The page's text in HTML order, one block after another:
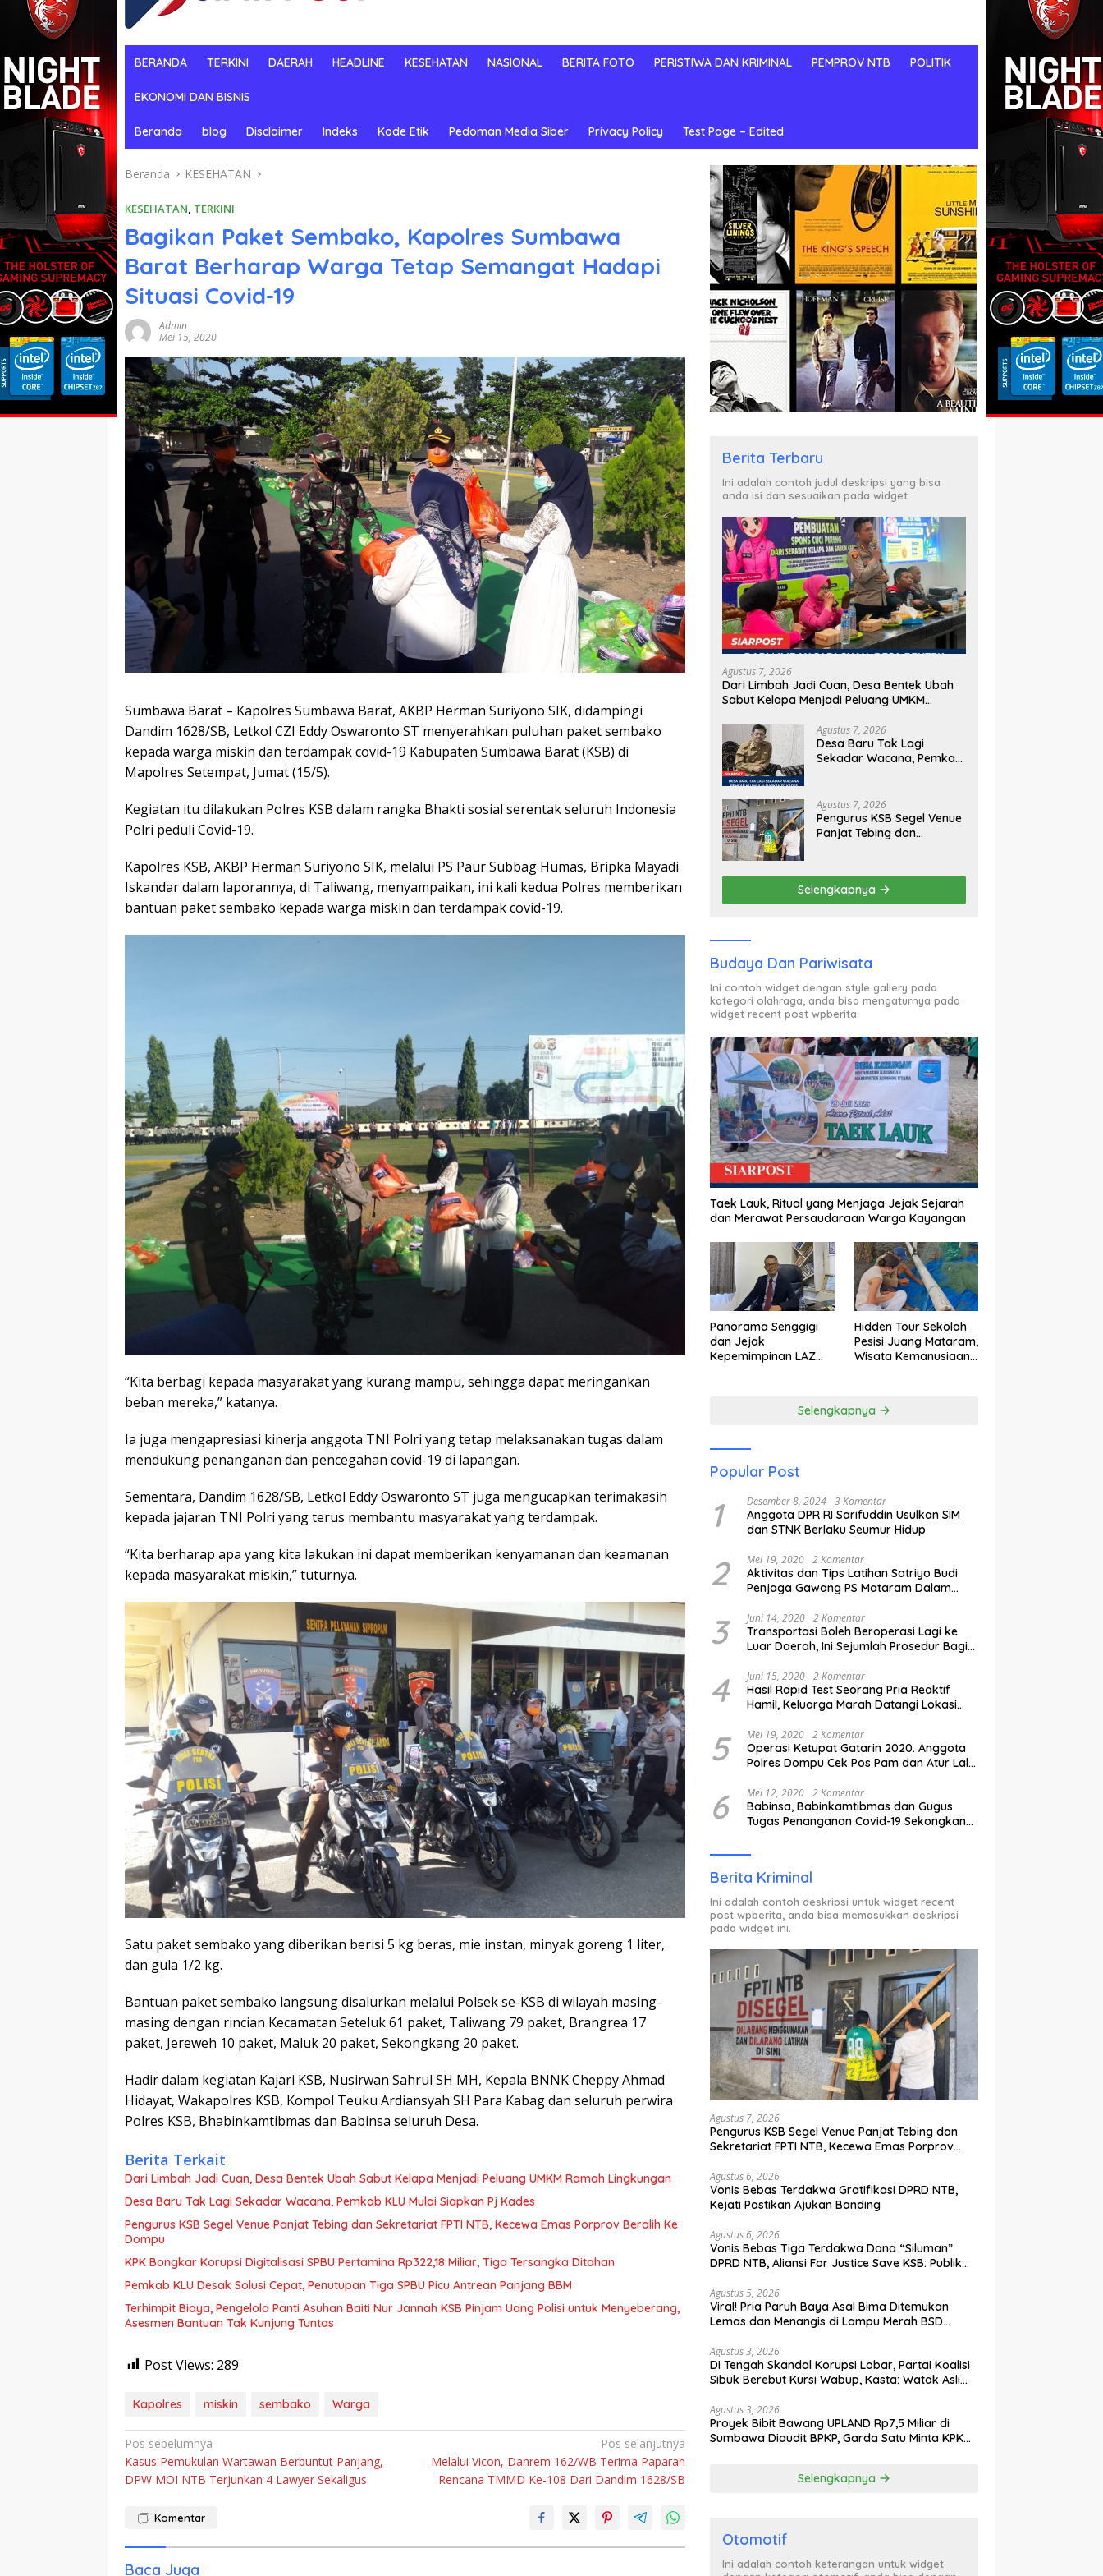
BERANDA TERKINI DAERAH HEADLINE KESEHATAN NASIONAL BERITA FOTO PERISTIWA DAN KRIMINAL PEMPROV NTB POLITIK
EKONOMI DAN BISNIS
Beranda blog Disclaimer Indeks Kode Etik Pedoman Media Siber Privacy Policy Test Page – Edited
Beranda KESEHATAN
KESEHATAN, TERKINI
Bagikan Paket Sembako, Kapolres Sumbawa
Barat Berharap Warga Tetap Semangat Hadapi
Situasi Covid-19
Admin
Mei 15, 2020
Sumbawa Barat – Kapolres Sumbawa Barat, AKBP Herman Suriyono SIK, didampingi
Dandim 1628/SB, Letkol CZI Eddy Oswaronto ST menyerahkan puluhan paket sembako
kepada warga miskin dan terdampak covid-19 Kabupaten Sumbawa Barat (KSB) di
Mapolres Setempat, Jumat (15/5).
Kegiatan itu dilakukan Polres KSB dalam rangka Bhakti sosial serentak seluruh Indonesia
Polri peduli Covid-19.
Kapolres KSB, AKBP Herman Suriyono SIK, melalui PS Paur Subbag Humas, Bripka Mayadi
Iskandar dalam laporannya, di Taliwang, menyampaikan, ini kali kedua Polres memberikan
bantuan paket sembako kepada warga miskin dan terdampak covid-19.
“Kita berbagi kepada masyarakat yang kurang mampu, sehingga dapat meringankan
beban mereka,” katanya.
Ia juga mengapresiasi kinerja anggota TNI Polri yang tetap melaksanakan tugas dalam
mendukung penanganan dan pencegahan covid-19 di lapangan.
Sementara, Dandim 1628/SB, Letkol Eddy Oswaronto ST juga mengucapkan terimakasih
kepada jajaran TNI Polri yang terus membantu masyarakat yang terdampak.
“Kita berharap apa yang kita lakukan ini dapat memberikan kenyamanan dan keamanan
kepada masyarakat miskin,” tuturnya.
Satu paket sembako yang diberikan berisi 5 kg beras, mie instan, minyak goreng 1 liter,
dan gula 1/2 kg.
Bantuan paket sembako langsung disalurkan melalui Polsek se-KSB di wilayah masing-
masing dengan rincian Kecamatan Seteluk 61 paket, Taliwang 79 paket, Brangrea 17
paket, Jereweh 10 paket, Maluk 20 paket, Sekongkang 20 paket.
Hadir dalam kegiatan Kajari KSB, Nusirwan Sahrul SH MH, Kepala BNNK Cheppy Ahmad
Hidayat, Wakapolres KSB, Kompol Teuku Ardiansyah SH Para Kabag dan seluruh perwira
Polres KSB, Bhabinkamtibmas dan Babinsa seluruh Desa.
Berita Terkait
Dari Limbah Jadi Cuan, Desa Bentek Ubah Sabut Kelapa Menjadi Peluang UMKM Ramah Lingkungan
Desa Baru Tak Lagi Sekadar Wacana, Pemkab KLU Mulai Siapkan Pj Kades
Pengurus KSB Segel Venue Panjat Tebing dan Sekretariat FPTI NTB, Kecewa Emas Porprov Beralih Ke
Dompu
KPK Bongkar Korupsi Digitalisasi SPBU Pertamina Rp322,18 Miliar, Tiga Tersangka Ditahan
Pemkab KLU Desak Solusi Cepat, Penutupan Tiga SPBU Picu Antrean Panjang BBM
Terhimpit Biaya, Pengelola Panti Asuhan Baiti Nur Jannah KSB Pinjam Uang Polisi untuk Menyeberang,
Asesmen Bantuan Tak Kunjung Tuntas
Post Views: 289
Kapolres miskin sembako Warga
Navigasi
pos
Pos sebelumnya
Kasus Pemukulan Wartawan Berbuntut Panjang,
DPW MOI NTB Terjunkan 4 Lawyer Sekaligus
Pos selanjutnya
Melalui Vicon, Danrem 162/WB Terima Paparan
Rencana TMMD Ke-108 Dari Dandim 1628/SB
Komentar
Baca Juga
Berita Terbaru
Ini adalah contoh judul deskripsi yang bisa
anda isi dan sesuaikan pada widget
Agustus 7, 2026
Dari Limbah Jadi Cuan, Desa Bentek Ubah
Sabut Kelapa Menjadi Peluang UMKM
Agustus 7, 2026
Desa Baru Tak Lagi
Sekadar Wacana, Pemkab
Agustus 7, 2026
Pengurus KSB Segel Venue
Panjat Tebing dan
Beralih Ke Dompu
Selengkapnya
Budaya Dan Pariwisata
Ini contoh widget dengan style gallery pada
kategori olahraga, anda bisa mengaturnya pada
widget recent post wpberita.
Taek Lauk, Ritual yang Menjaga Jejak Sejarah
dan Merawat Persaudaraan Warga Kayangan
Panorama Senggigi
dan Jejak
Kepemimpinan LAZ
Hidden Tour Sekolah
Pesisi Juang Mataram,
Wisata Kemanusiaan
Selengkapnya
Popular Post
1 Desember 8, 2024 3 Komentar
Anggota DPR RI Sarifuddin Usulkan SIM
dan STNK Berlaku Seumur Hidup
2 Mei 19, 2020 2 Komentar
Aktivitas dan Tips Latihan Satriyo Budi
Penjaga Gawang PS Mataram Dalam
3 Juni 14, 2020 2 Komentar
Transportasi Boleh Beroperasi Lagi ke
Luar Daerah, Ini Sejumlah Prosedur Bagi
4 Juni 15, 2020 2 Komentar
Hasil Rapid Test Seorang Pria Reaktif
Hamil, Keluarga Marah Datangi Lokasi
5 Mei 19, 2020 2 Komentar
Operasi Ketupat Gatarin 2020. Anggota
Polres Dompu Cek Pos Pam dan Atur Lalu
6 Mei 12, 2020 2 Komentar
Babinsa, Babinkamtibmas dan Gugus
Tugas Penanganan Covid-19 Sekongkang
ODP.
Berita Kriminal
Ini adalah contoh deskripsi untuk widget recent
post wpberita, anda bisa memasukkan deskripsi
pada widget ini.
Agustus 7, 2026
Pengurus KSB Segel Venue Panjat Tebing dan
Sekretariat FPTI NTB, Kecewa Emas Porprov
Agustus 6, 2026
Vonis Bebas Terdakwa Gratifikasi DPRD NTB,
Kejati Pastikan Ajukan Banding
Agustus 6, 2026
Vonis Bebas Tiga Terdakwa Dana “Siluman”
DPRD NTB, Aliansi For Justice Save KSB: Publik
Agustus 5, 2026
Viral! Pria Paruh Baya Asal Bima Ditemukan
Lemas dan Menangis di Lampu Merah BSD
Agustus 3, 2026
Di Tengah Skandal Korupsi Lobar, Partai Koalisi
Sibuk Berebut Kursi Wabup, Kasta: Watak Asli
Agustus 3, 2026
Proyek Bibit Bawang UPLAND Rp7,5 Miliar di
Sumbawa Diaudit BPKP, Garda Satu Minta KPK
Selengkapnya
Otomotif
Ini adalah contoh keterangan untuk widget